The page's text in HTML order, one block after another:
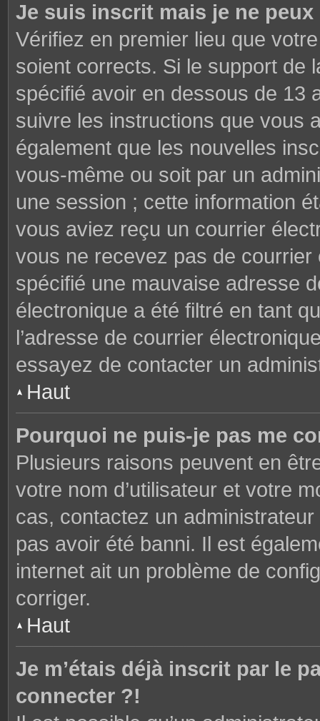
Je suis inscrit mais je ne
Vérifiez en premier lieu que
soient corrects. Si le support de
spécifié avoir en dessous de 13
suivre les instructions que vous
également que les nouvelles
vous-même ou soit par un
une session ; cette information
vous aviez reçu un courrier
vous ne recevez pas de
spécifié une mauvaise adresse
électronique a été filtré en tant
l’adresse de courrier
essayez de contacter un
Haut
Pourquoi ne puis-je pas me
Plusieurs raisons peuvent en
votre nom d’utilisateur et votre
cas, contactez un
pas avoir été banni. Il est
internet ait un problème de
corriger.
Haut
Je m’étais déjà inscrit par le
connecter ?!